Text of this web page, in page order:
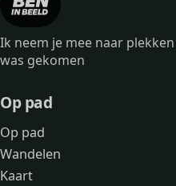
Ik neem je mee naar
was gekomen
Op pad
Op pad
Wandelen
Kaart